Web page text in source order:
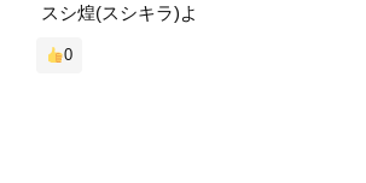
スシ煌(スシキラ)よ
0